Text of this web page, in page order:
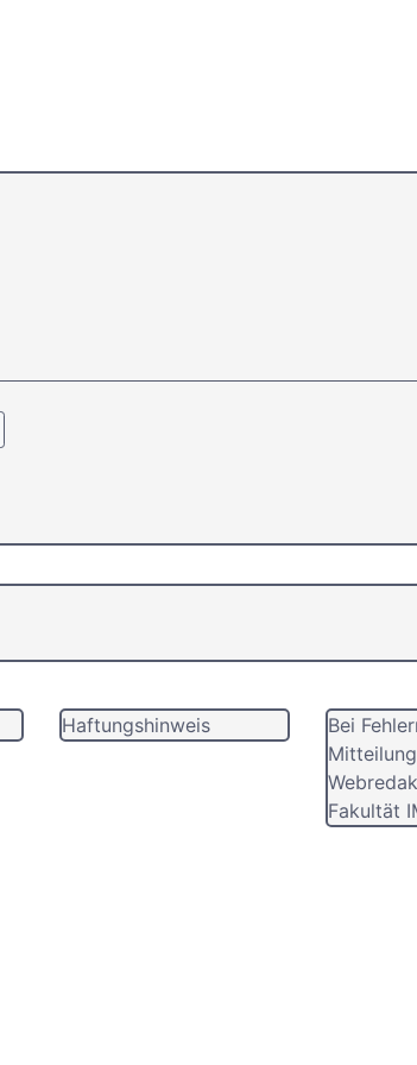
Haftungshinweis
Bei
Fakultät